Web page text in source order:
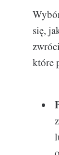
się,
które